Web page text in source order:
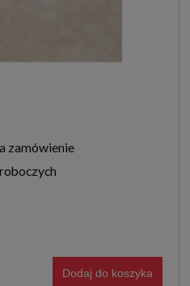
zamówienie
Dodaj do koszyka